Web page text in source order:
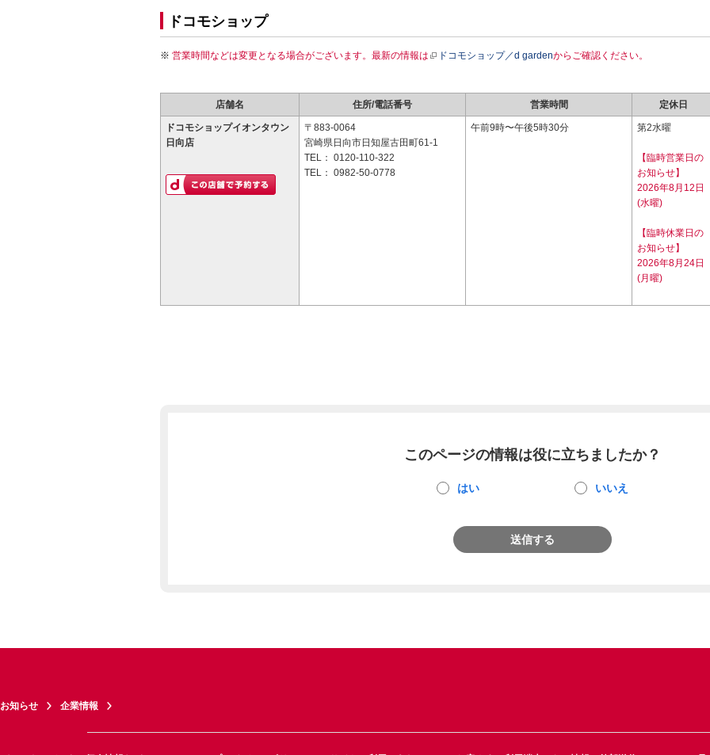
ドコモショップ
営業時間などは変更となる場合がございます。最新の情報は ドコモショップ／d gardenからご確認ください。
店舗名 住所/電話番号 営業時間 定休日
ドコモショップイオンタウン
日向店
〒883-0064
宮崎県日向市日知屋古田町61-1
TEL： 0120-110-322
TEL： 0982-50-0778
午前9時〜午後5時30分 第2水曜
【臨時営業日の
お知らせ】
2026年8月12日
(水曜)
【臨時休業日の
お知らせ】
2026年8月24日
(月曜)
このページの情報は役に立ちましたか？
はい いいえ
送信する
お知らせ 企業情報